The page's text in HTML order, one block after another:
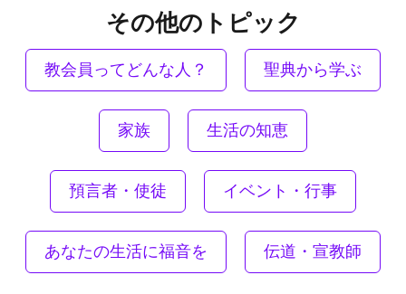
その他のトピック
教会員ってどんな人？ 聖典から学ぶ
家族 生活の知恵
預言者・使徒 イベント・行事
あなたの生活に福音を 伝道・宣教師